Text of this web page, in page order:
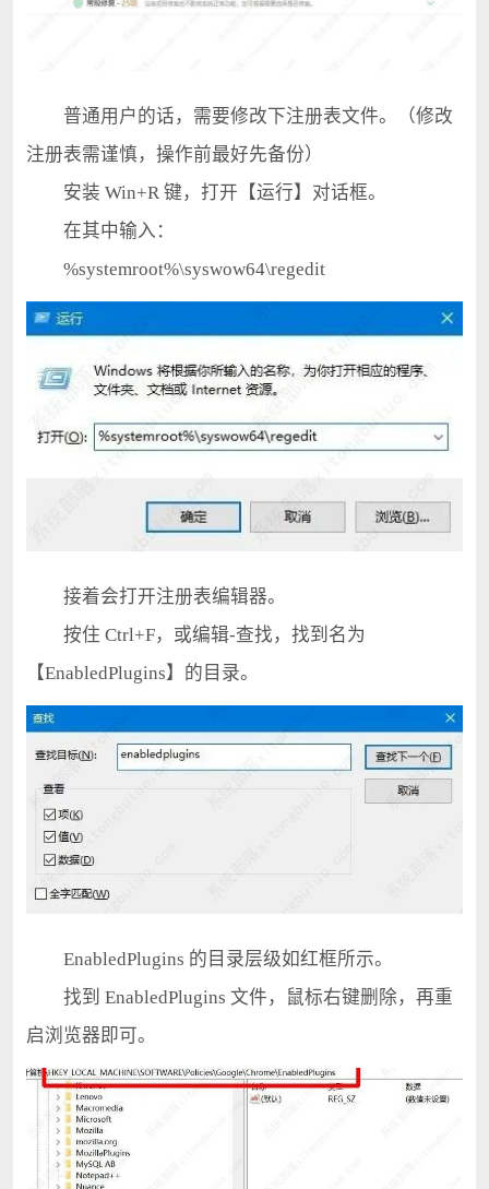
普通用户的话，需要修改下注册表文件。（修改
注册表需谨慎，操作前最好先备份）
安装 Win+R 键，打开【运行】对话框。
在其中输入：
%systemroot%\syswow64\regedit
接着会打开注册表编辑器。
按住 Ctrl+F，或编辑-查找，找到名为
【EnabledPlugins】的目录。
EnabledPlugins 的目录层级如红框所示。
找到 EnabledPlugins 文件，鼠标右键删除，再重
启浏览器即可。